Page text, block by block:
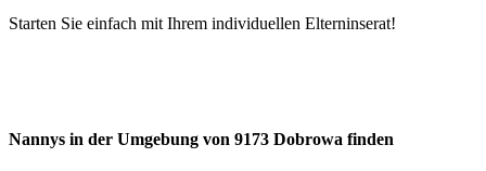
Starten Sie einfach mit Ihrem individuellen Elterninserat!
Nannys in der Umgebung von 9173 Dobrowa finden